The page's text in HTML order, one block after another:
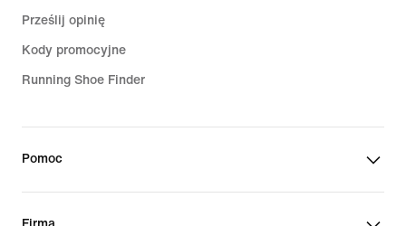
Prześlij opinię
Kody promocyjne
Running Shoe Finder
Pomoc